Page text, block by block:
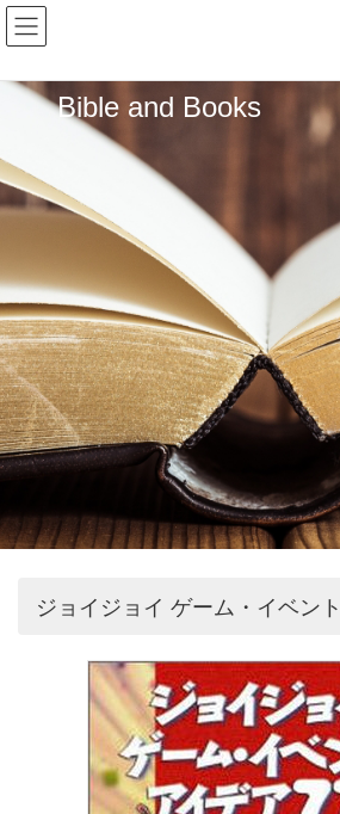
Bible and Books
ジョイジョイ ゲーム・イベン